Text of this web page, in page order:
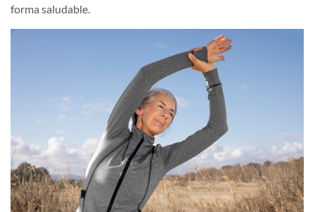
forma saludable.